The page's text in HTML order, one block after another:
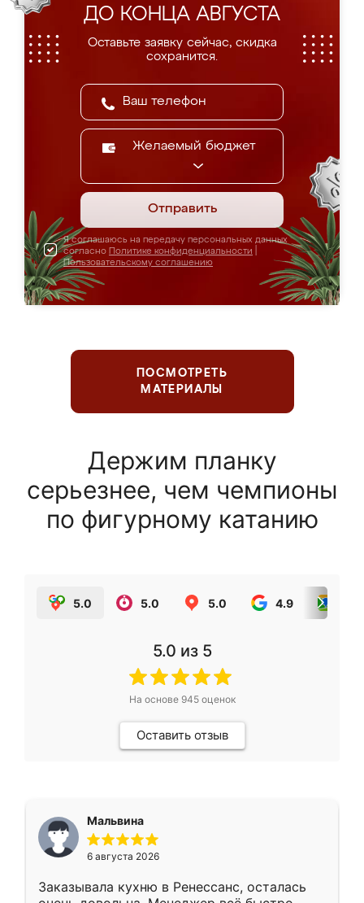
ДО КОНЦА АВГУСТА
Оставьте заявку сейчас, скидка
сохранится.
Желаемый бюджет
Отправить
Я соглашаюсь на передачу персональных данных
согласно Политике конфиденциальности
Пользовательскому соглашению
ПОСМОТРЕТЬ
МАТЕРИАЛЫ
Держим планку
серьезнее, чем чемпионы
по фигурному катанию
5.0 5.0 5.0 4.9
5.0 из 5
На основе 945оценок
Оставить отзыв
Мальвина
6 августа 2026
Заказывала кухню в Ренессанс, осталась